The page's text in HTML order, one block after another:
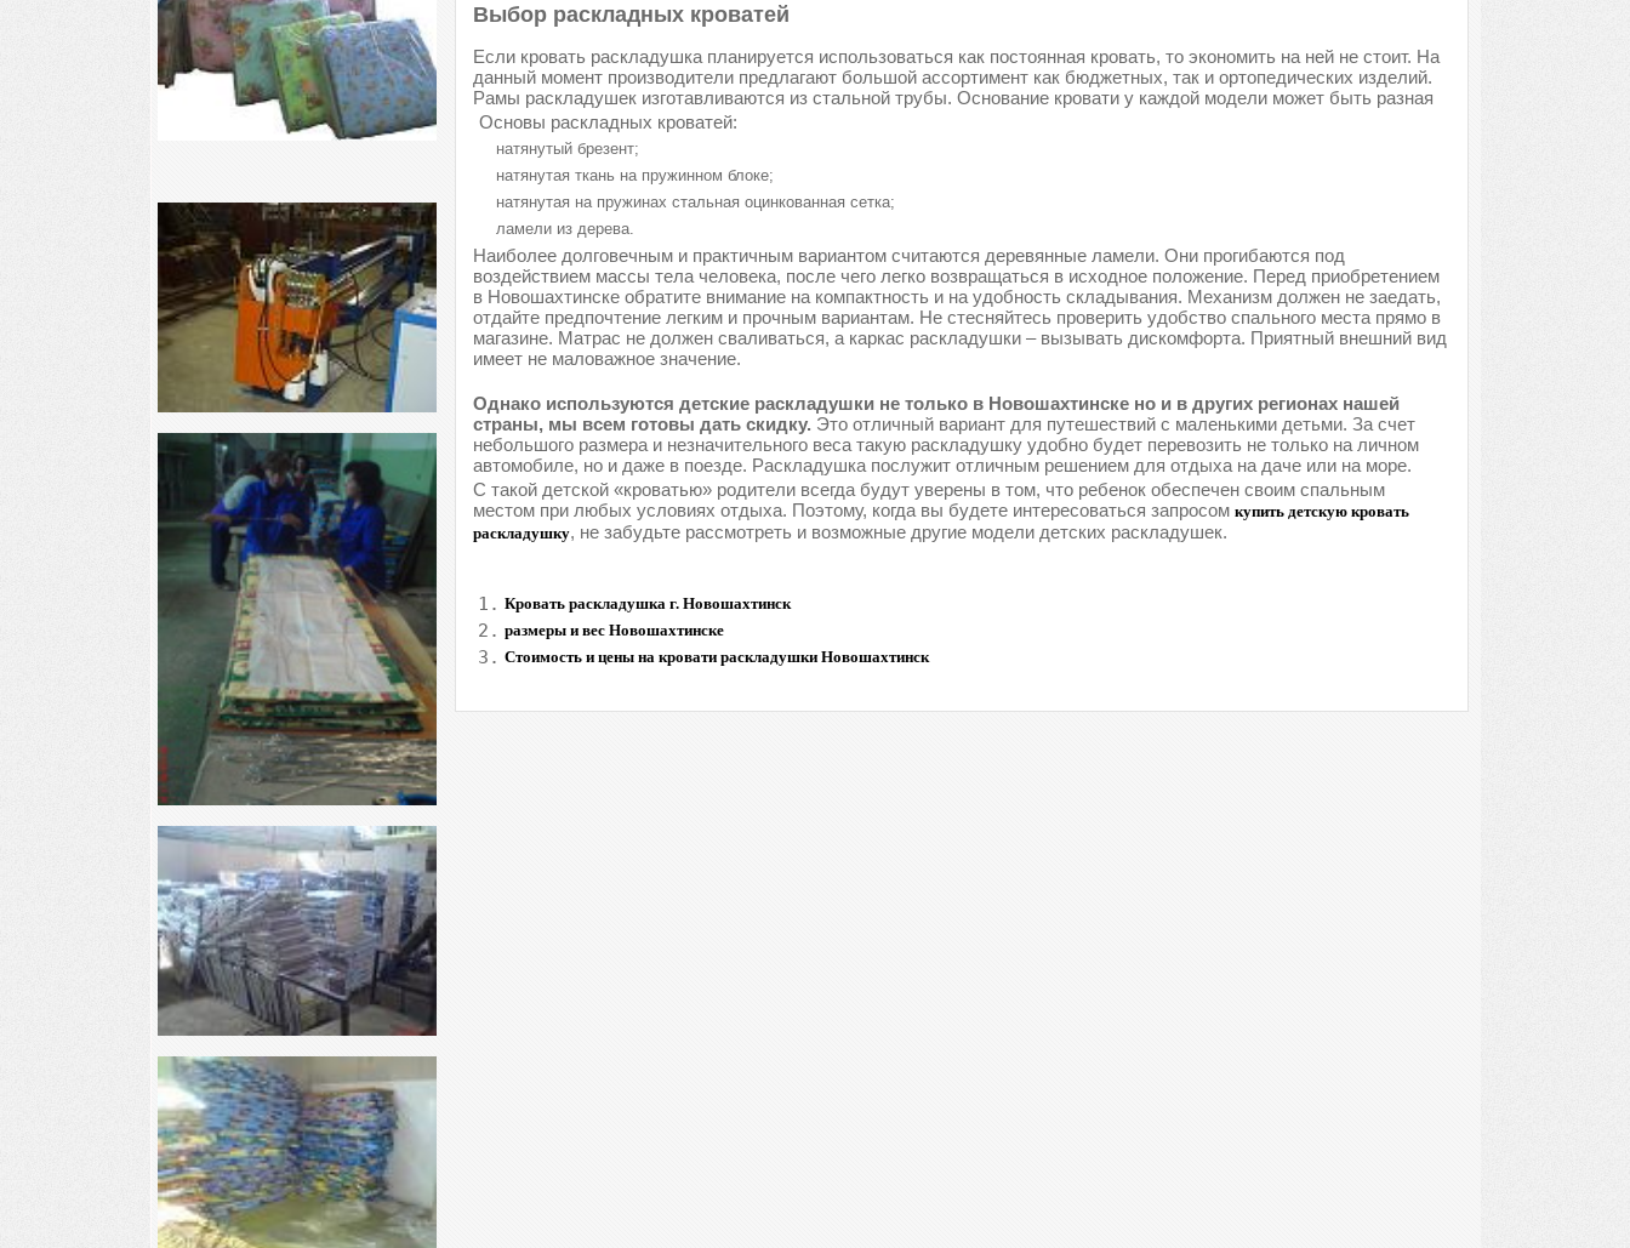
Выбор раскладных кроватей
Если кровать раскладушка планируется использоваться как постоянная кровать, то экономить на ней не стоит. На
данный момент производители предлагают большой ассортимент как бюджетных, так и ортопедических изделий.
Рамы раскладушек изготавливаются из стальной трубы. Основание кровати у каждой модели может быть разная
Основы раскладных кроватей:
натянутый брезент;
натянутая ткань на пружинном блоке;
натянутая на пружинах стальная оцинкованная сетка;
ламели из дерева.
Наиболее долговечным и практичным вариантом считаются деревянные ламели. Они прогибаются под
воздействием массы тела человека, после чего легко возвращаться в исходное положение. Перед приобретением
в Новошахтинске обратите внимание на компактность и на удобность складывания. Механизм должен не заедать,
отдайте предпочтение легким и прочным вариантам. Не стесняйтесь проверить удобство спального места прямо в
магазине. Матрас не должен сваливаться, а каркас раскладушки – вызывать дискомфорта. Приятный внешний вид
имеет не маловажное значение.
Однако используются детские раскладушки не только в Новошахтинске но и в других регионах нашей
страны, мы всем готовы дать скидку. Это отличный вариант для путешествий с маленькими детьми. За счет
небольшого размера и незначительного веса такую раскладушку удобно будет перевозить не только на личном
автомобиле, но и даже в поезде. Раскладушка послужит отличным решением для отдыха на даче или на море.
С такой детской «кроватью» родители всегда будут уверены в том, что ребенок обеспечен своим спальным
местом при любых условиях отдыха. Поэтому, когда вы будете интересоваться запросом купить детскую кровать
раскладушку, не забудьте рассмотреть и возможные другие модели детских раскладушек.
1. Кровать раскладушка г. Новошахтинск
2. размеры и вес Новошахтинске
3. Стоимость и цены на кровати раскладушки Новошахтинск